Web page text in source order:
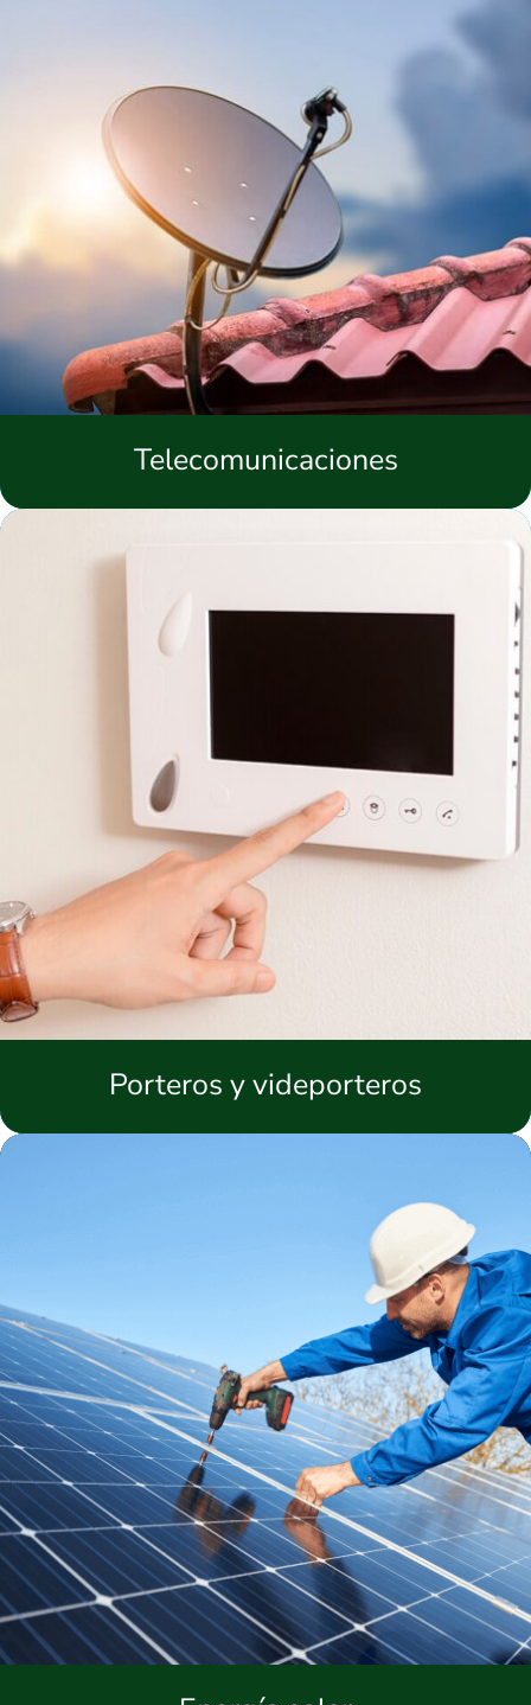
Telecomunicaciones
Porteros y videporteros